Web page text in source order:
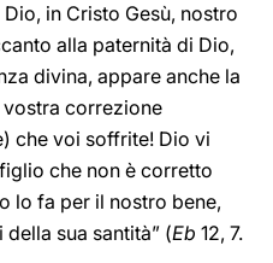
in Cristo Gesù, nostro
alla paternità di Dio,
divina, appare anche la
vostra correzione
che voi soffrite! Dio vi
che non è corretto
lo fa per il nostro bene,
sua santità” (Eb 12, 7.